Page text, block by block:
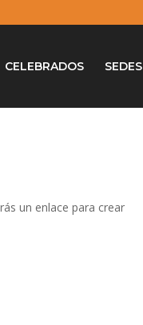
CELEBRADOS SEDES
un enlace para crear